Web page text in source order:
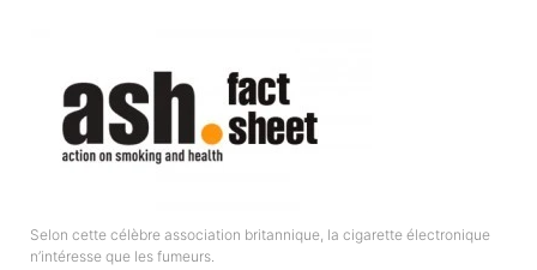
Selon cette célèbre association britannique, la cigarette électronique
n’intéresse que les fumeurs.